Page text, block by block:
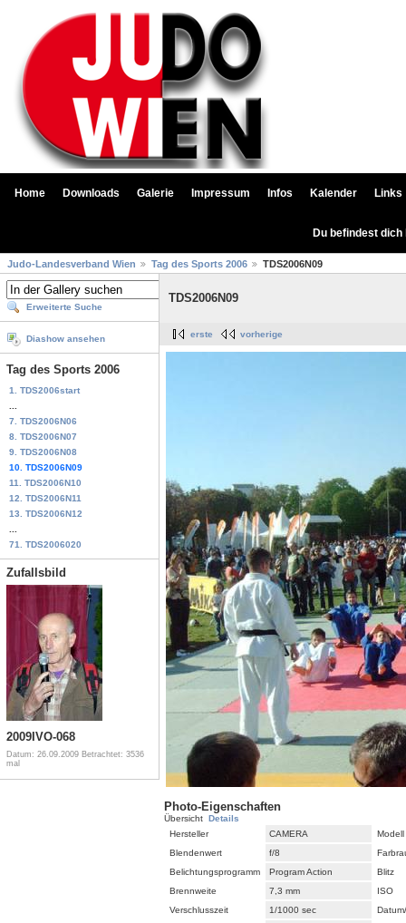
Home Downloads Galerie Impressum Infos Kalender Links
Du befindest
Judo-Landesverband Wien Tag des Sports 2006 TDS2006N09
Erweiterte Suche
Diashow ansehen
Tag des Sports 2006
1. TDS2006start
7. TDS2006N06
8. TDS2006N07
9. TDS2006N08
10. TDS2006N09
11. TDS2006N10
12. TDS2006N11
13. TDS2006N12
71. TDS2006020
Zufallsbild
2009IVO-068
Datum: 26.09.2009 Betrachtet: 3536
mal
TDS2006N09
erste vorherige
Photo-Eigenschaften
Übersicht Details
Hersteller
CAMERA
Modell
Blendenwert
f/8
Belichtungsprogramm
Program Action
Blitz
Brennweite
7,3 mm
ISO
Verschlusszeit
1/1000 sec